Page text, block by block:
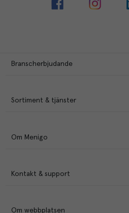
Branscherbjudande
Sortiment & tjänster
Om Menigo
Kontakt & support
Om webbplatsen